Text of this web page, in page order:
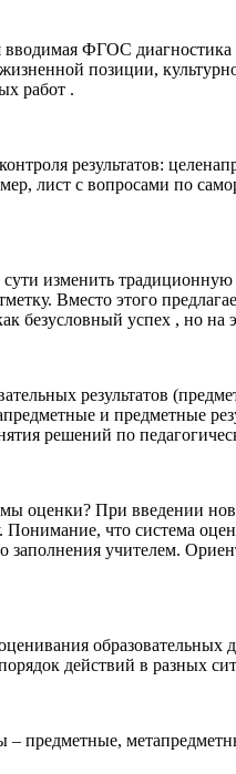
ФГОС диагностика
позиции,
работ .
результатов:
лист с вопросами по
изменить
Вместо этого
безусловный успех , но
результатов
и предметные
решений по
При введении
что система
заполнения учителем.
образовательных
действий в разных
предметные,